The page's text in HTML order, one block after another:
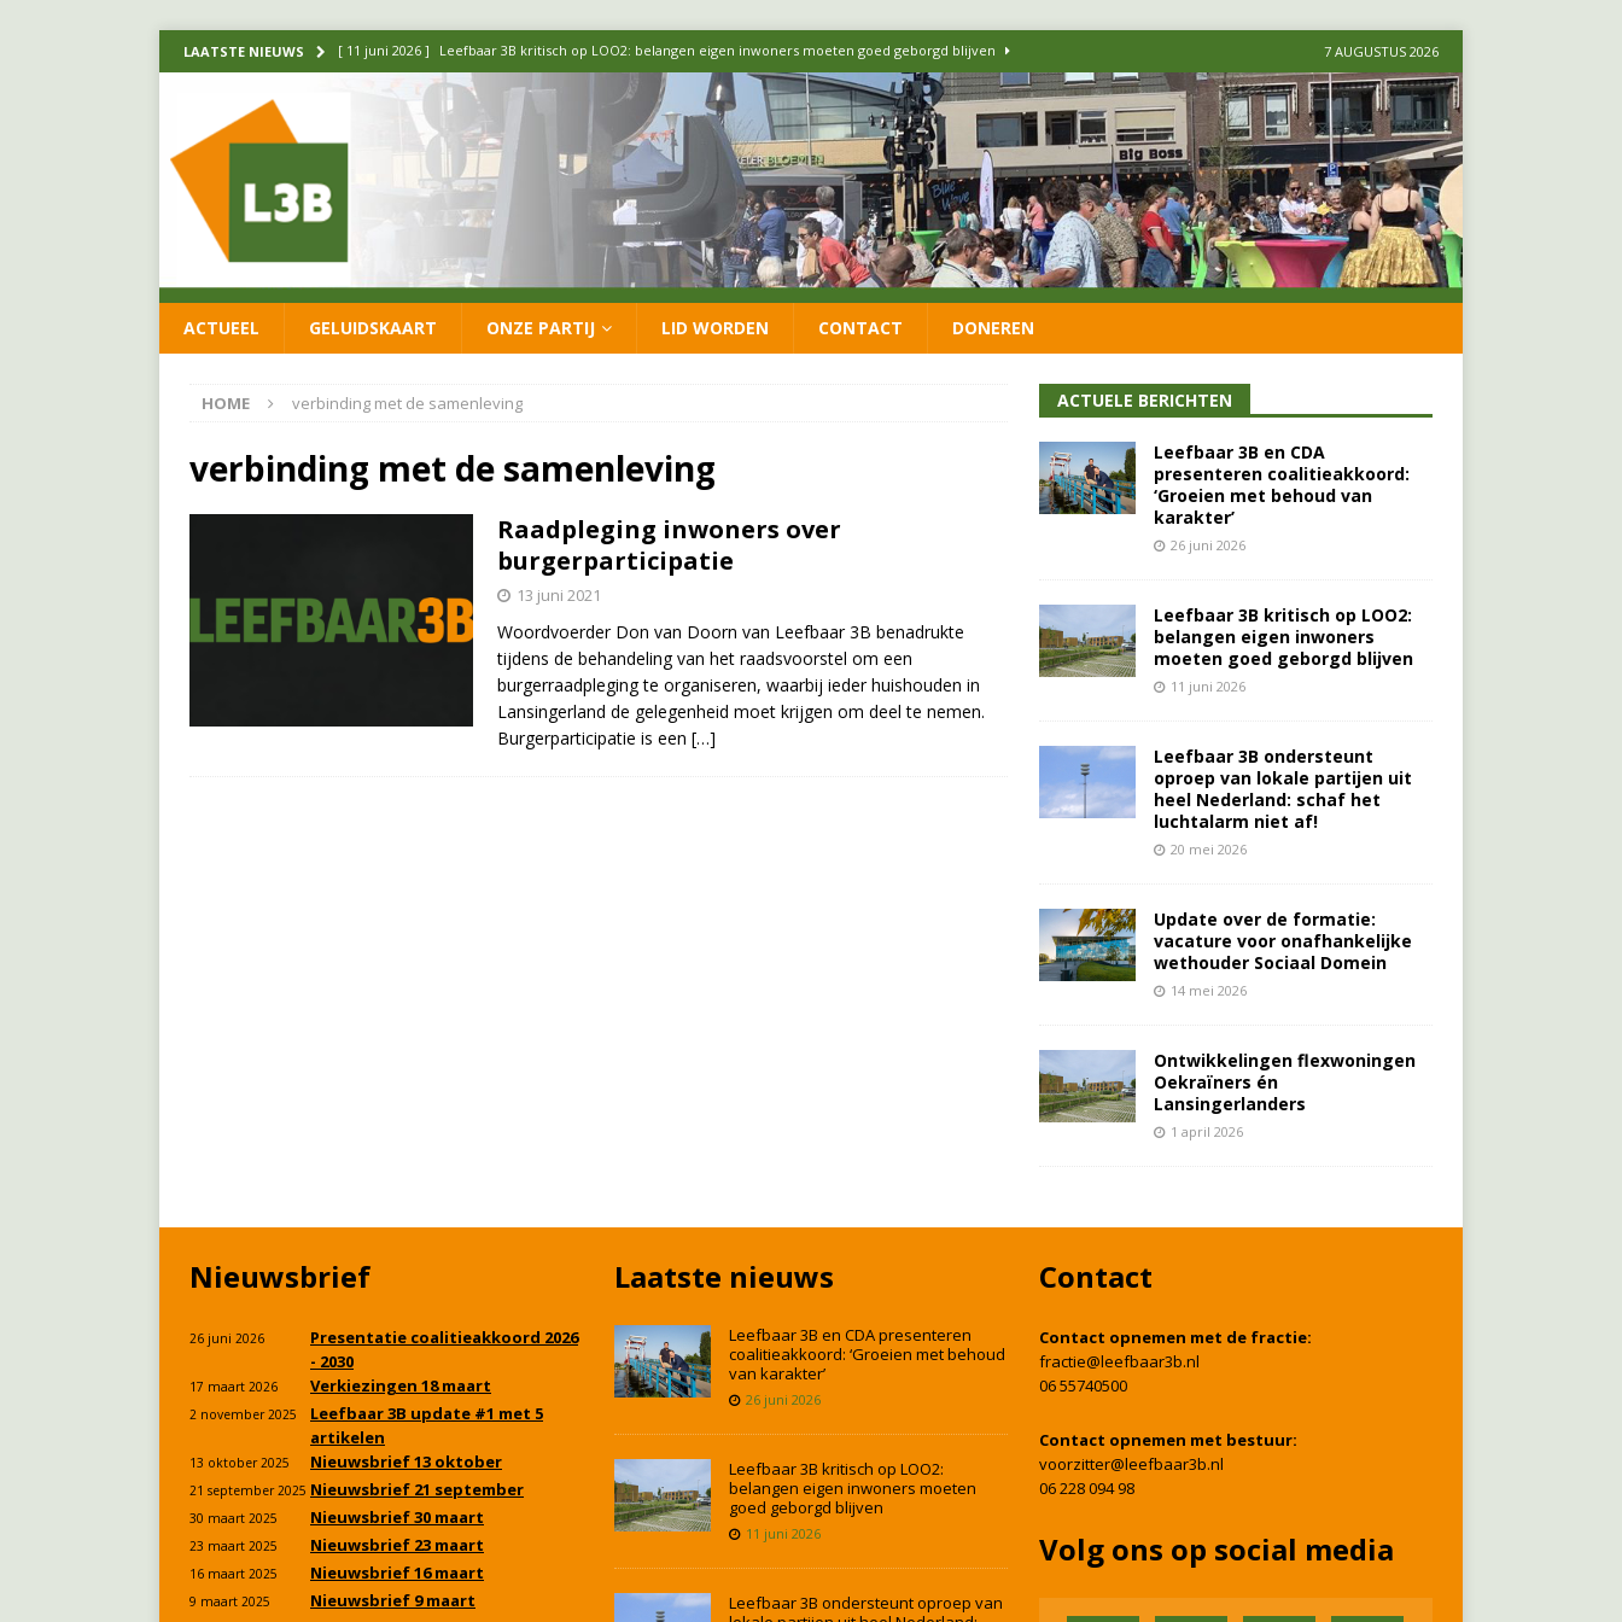
LAATSTE NIEUWS [ 11 juni 2026 ] Leefbaar 3B kritisch op LOO2: belangen eigen inwoners moeten goed geborgd blijven
[ 20 mei 2026 ] Leefbaar 3B ondersteunt oproep van lokale partijen uit heel Nederland: schaf het
luchtalarm niet af! FRACTIE
[ 14 mei 2026 ] Update over de formatie: vacature voor onafhankelijke wethouder Sociaal Domein
[ 26 juni 2026 ] Leefbaar 3B en CDA presenteren coalitieakkoord: ‘Groeien met behoud van karakter’
7 AUGUSTUS 2026
ACTUEEL GELUIDSKAART ONZE PARTIJ LID WORDEN CONTACT DONEREN
HOME verbinding met de samenleving
verbinding met de samenleving
Raadpleging inwoners over
burgerparticipatie
13 juni 2021
Woordvoerder Don van Doorn van Leefbaar 3B benadrukte
tijdens de behandeling van het raadsvoorstel om een
burgerraadpleging te organiseren, waarbij ieder huishouden in
Lansingerland de gelegenheid moet krijgen om deel te nemen.
Burgerparticipatie is een […]
ACTUELE BERICHTEN
Leefbaar 3B en CDA
presenteren coalitieakkoord:
‘Groeien met behoud van
karakter’
26 juni 2026
Leefbaar 3B kritisch op LOO2:
belangen eigen inwoners
moeten goed geborgd blijven
11 juni 2026
Leefbaar 3B ondersteunt
oproep van lokale partijen uit
heel Nederland: schaf het
luchtalarm niet af!
20 mei 2026
Update over de formatie:
vacature voor onafhankelijke
wethouder Sociaal Domein
14 mei 2026
Ontwikkelingen flexwoningen
Oekraïners én
Lansingerlanders
1 april 2026
Nieuwsbrief
26 juni 2026
Presentatie coalitieakkoord 2026
- 2030
17 maart 2026 Verkiezingen 18 maart
2 november 2025
Leefbaar 3B update #1 met 5
artikelen
13 oktober 2025 Nieuwsbrief 13 oktober
21 september 2025 Nieuwsbrief 21 september
30 maart 2025 Nieuwsbrief 30 maart
23 maart 2025 Nieuwsbrief 23 maart
16 maart 2025 Nieuwsbrief 16 maart
9 maart 2025 Nieuwsbrief 9 maart
Laatste nieuws
Leefbaar 3B en CDA presenteren
coalitieakkoord: ‘Groeien met behoud
van karakter’
26 juni 2026
Leefbaar 3B kritisch op LOO2:
belangen eigen inwoners moeten
goed geborgd blijven
11 juni 2026
Leefbaar 3B ondersteunt oproep van
Contact
Contact opnemen met de fractie:
fractie@leefbaar3b.nl
06 55740500
Contact opnemen met bestuur:
voorzitter@leefbaar3b.nl
06 228 094 98
Volg ons op social media